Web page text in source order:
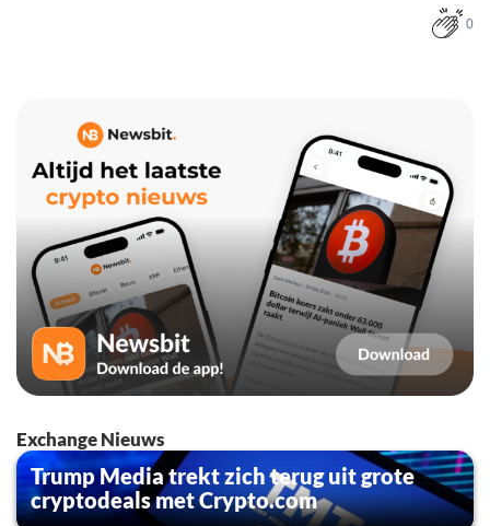
0
Exchange Nieuws
Trump Media trekt zich terug uit grote
cryptodeals met Crypto.com